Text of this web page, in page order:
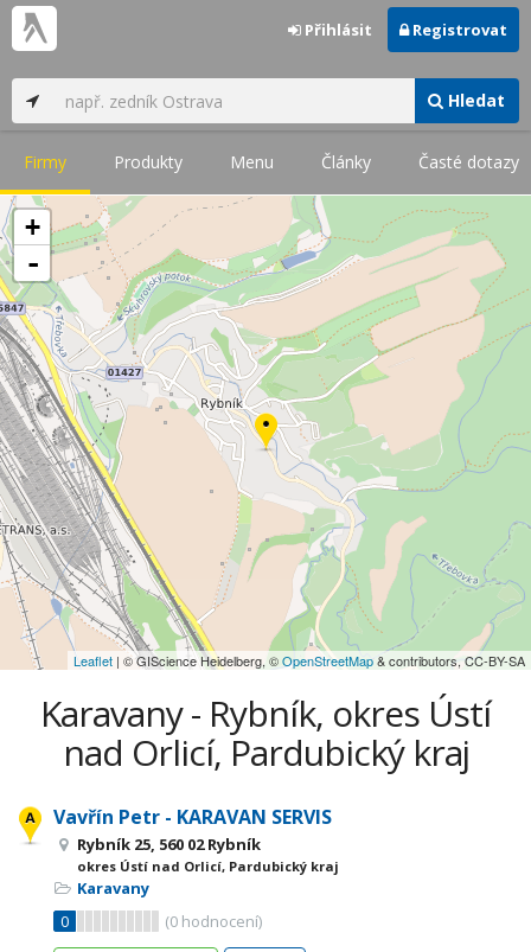
Hledat
Přihlásit Registrovat
Firmy Produkty Menu Články Časté dotazy
+
-
Leaflet | © GIScience Heidelberg, ©OpenStreetMap& contributors, CC-BY-SA
Karavany - Rybník, okres Ústí
nad Orlicí, Pardubický kraj
Vavřín Petr - KARAVAN SERVIS
Rybník 25, 560 02 Rybník
okres Ústí nad Orlicí, Pardubický kraj
Karavany
0
(0 hodnocení)